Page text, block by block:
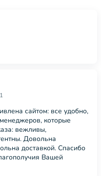
сайтом: все удобно,
которые
вежливы,
Довольна
доставкой. Спасибо
Вашей